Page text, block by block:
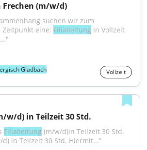
(m/w/d)
suchen wir zum
eine: Filialleitung in Vollzeit
Gladbach Vollzeit
w/d) in Teilzeit 30 Std.
Filialleitung
d) in Teilzeit 30 Std. Hiermit..."